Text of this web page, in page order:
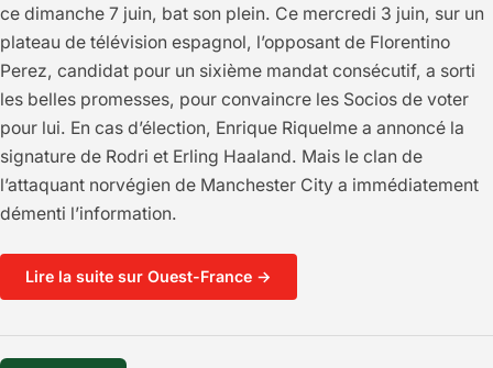
ce dimanche 7 juin, bat son plein. Ce mercredi 3 juin, sur un
plateau de télévision espagnol, l’opposant de Florentino
Perez, candidat pour un sixième mandat consécutif, a sorti
les belles promesses, pour convaincre les Socios de voter
pour lui. En cas d’élection, Enrique Riquelme a annoncé la
signature de Rodri et Erling Haaland. Mais le clan de
l’attaquant norvégien de Manchester City a immédiatement
démenti l’information.
Lire la suite sur Ouest-France →